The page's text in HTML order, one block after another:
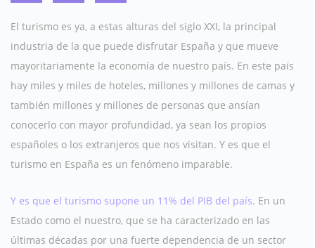
El turismo es ya, a estas alturas del siglo XXI, la principal
industria de la que puede disfrutar España y que mueve
mayoritariamente la economía de nuestro país. En este país
hay miles y miles de hoteles, millones y millones de camas y
también millones y millones de personas que ansían
conocerlo con mayor profundidad, ya sean los propios
españoles o los extranjeros que nos visitan. Y es que el
turismo en España es un fenómeno imparable.
Y es que el turismo supone un 11% del PIB del país. En un
Estado como el nuestro, que se ha caracterizado en las
últimas décadas por una fuerte dependencia de un sector